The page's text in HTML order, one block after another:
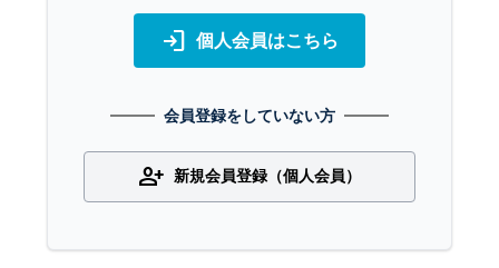
login 個人会員はこちら
会員登録をしていない方
person_add 新規会員登録（個人会員）